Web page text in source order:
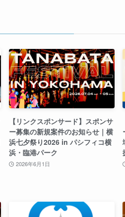
【リンクスポンサード】スポンサ
ー募集の新規案件のお知らせ｜横
浜七夕祭り2026 in パシフィコ横
浜・臨港パーク
2026年6月1日